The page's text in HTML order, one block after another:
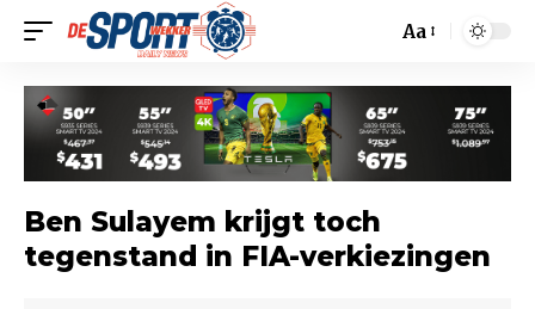
Aa
Ben Sulayem krijgt toch
tegenstand in FIA-verkiezingen